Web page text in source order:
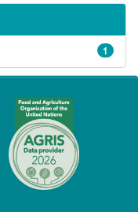
1